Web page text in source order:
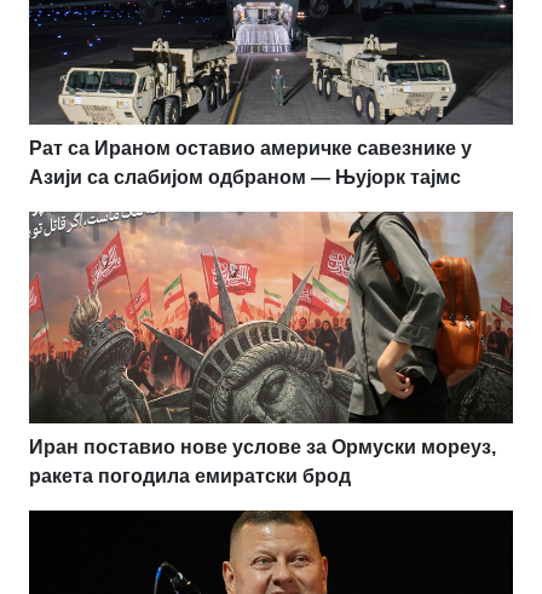
Рат са Ираном оставио америчке савезнике у
Азији са слабијом одбраном — Њујорк тајмс
Иран поставио нове услове за Ормуски мореуз,
ракета погодила емиратски брод